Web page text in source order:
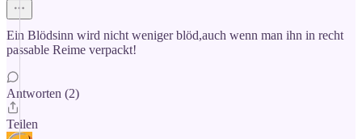
Ein Blödsinn wird nicht weniger blöd,auch wenn man ihn in recht
passable Reime verpackt!
Antworten (2)
Teilen